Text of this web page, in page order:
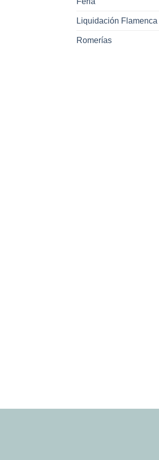
Liquidación Flamenca
Romerías